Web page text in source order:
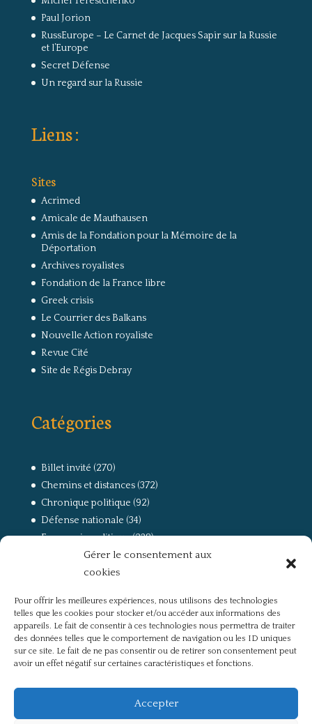
Gérer le consentement aux
cookies
Pour offrir les meilleures expériences, nous utilisons des technologies
telles que les cookies pour stocker et/ou accéder aux informations des
appareils. Le fait de consentir à ces technologies nous permettra de traiter
des données telles que le comportement de navigation ou les ID uniques
sur ce site. Le fait de ne pas consentir ou de retirer son consentement peut
avoir un effet négatif sur certaines caractéristiques et fonctions.
Accepter
Paul Jorion
RussEurope – Le Carnet de Jacques Sapir sur la Russie
et l’Europe
Secret Défense
Un regard sur la Russie
Liens :
Sites
Acrimed
Amicale de Mauthausen
Amis de la Fondation pour la Mémoire de la
Déportation
Archives royalistes
Fondation de la France libre
Greek crisis
Le Courrier des Balkans
Nouvelle Action royaliste
Revue Cité
Site de Régis Debray
Catégories
Billet invité (270)
Chemins et distances(372)
Chronique politique (92)
Défense nationale (34)
Economie politique(238)
(168)
La guerre, la Résistance et la Déportation
Non classé(42)
Partis politiques, intelligentsia, médias(750)
Présentation(4)
Références(57)